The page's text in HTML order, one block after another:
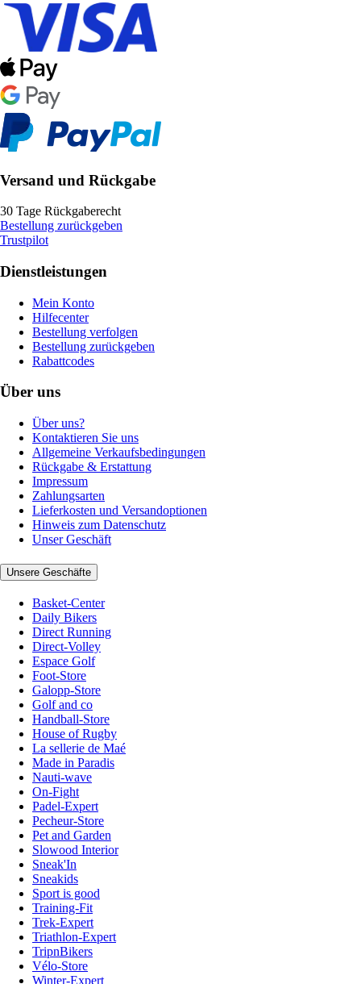
Versand und Rückgabe
30 Tage Rückgaberecht
Bestellung zurückgeben
Trustpilot
Dienstleistungen
Mein Konto
Hilfecenter
Bestellung verfolgen
Bestellung zurückgeben
Rabattcodes
Über uns
Über uns?
Kontaktieren Sie uns
Allgemeine Verkaufsbedingungen
Rückgabe & Erstattung
Impressum
Zahlungsarten
Lieferkosten und Versandoptionen
Hinweis zum Datenschutz
Unser Geschäft
Unsere Geschäfte
Basket-Center
Daily Bikers
Direct Running
Direct-Volley
Espace Golf
Foot-Store
Galopp-Store
Golf and co
Handball-Store
House of Rugby
La sellerie de Maé
Made in Paradis
Nauti-wave
On-Fight
Padel-Expert
Pecheur-Store
Pet and Garden
Slowood Interior
Sneak'In
Sneakids
Sport is good
Training-Fit
Trek-Expert
Triathlon-Expert
TripnBikers
Vélo-Store
Winter-Expert